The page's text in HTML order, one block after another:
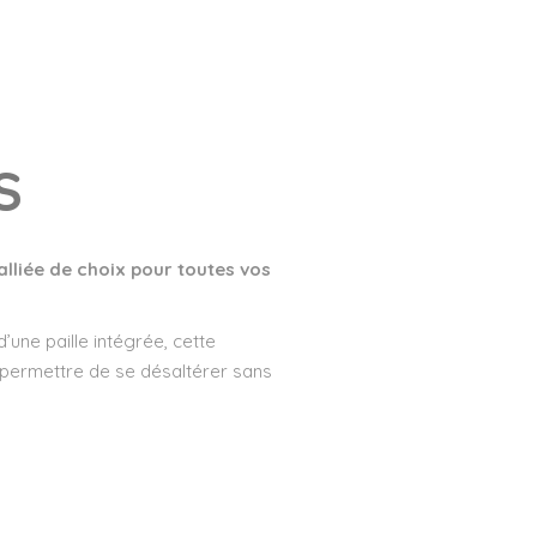
de choix pour toutes vos
paille intégrée, cette
de se désaltérer sans